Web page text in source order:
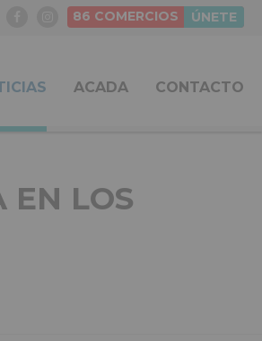
86 COMERCIOS ÚNETE
ACADA CONTACTO
EN LOS